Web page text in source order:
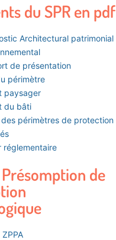
du SPR en pdf
Architectural patrimonial
de présentation
périmètre
paysager
du bâti
des périmètres de protection
réglementaire
de